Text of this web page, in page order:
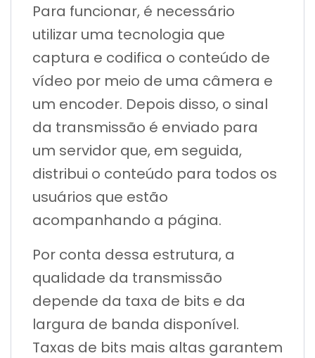
Para funcionar, é necessário
utilizar uma tecnologia que
captura e codifica o conteúdo de
vídeo por meio de uma câmera e
um encoder. Depois disso, o sinal
da transmissão é enviado para
um servidor que, em seguida,
distribui o conteúdo para todos os
usuários que estão
acompanhando a página.
Por conta dessa estrutura, a
qualidade da transmissão
depende da taxa de bits e da
largura de banda disponível.
Taxas de bits mais altas garantem